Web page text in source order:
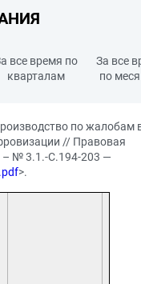
все время по
кварталам
За все
по
по жалобам
// Правовая
– № 3.1.-С.194-203 —
>.